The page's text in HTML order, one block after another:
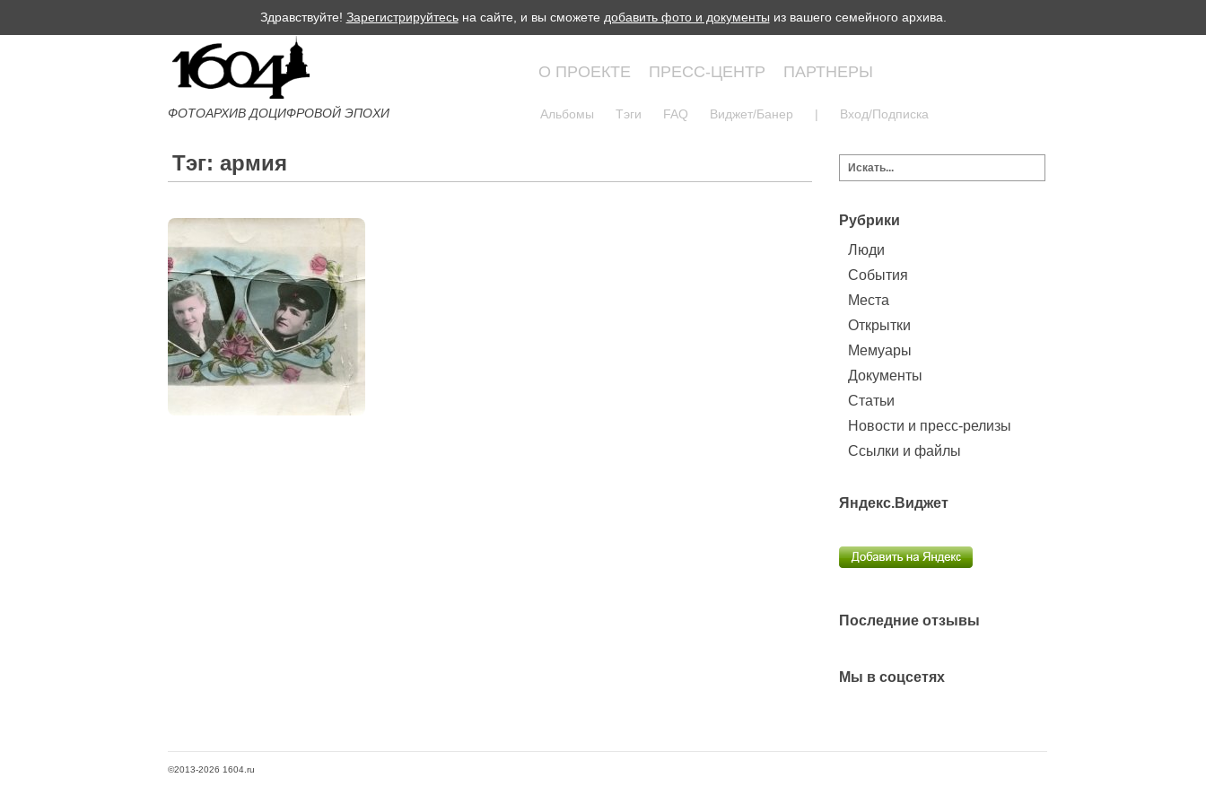
Здравствуйте! Зарегистрируйтесьна сайте, и вы сможете добавить фото и документы из вашего семейного архива.
ФОТОАРХИВ ДОЦИФРОВОЙ ЭПОХИ
О ПРОЕКТЕ ПРЕСС-ЦЕНТР ПАРТНЕРЫ
Альбомы Тэги FAQ Виджет/Банер | Вход/Подписка
Тэг: армия
Рубрики
Люди
События
Места
Открытки
Мемуары
Документы
Статьи
Новости и пресс-релизы
Ссылки и файлы
Яндекс.Виджет
Последние отзывы
Мы в соцсетях
©2013-2026 1604.ru